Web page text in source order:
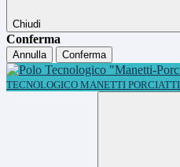
Chiudi
Conferma
Annulla
Conferma
TECNOLOGICO MANETTI PORCIATTI